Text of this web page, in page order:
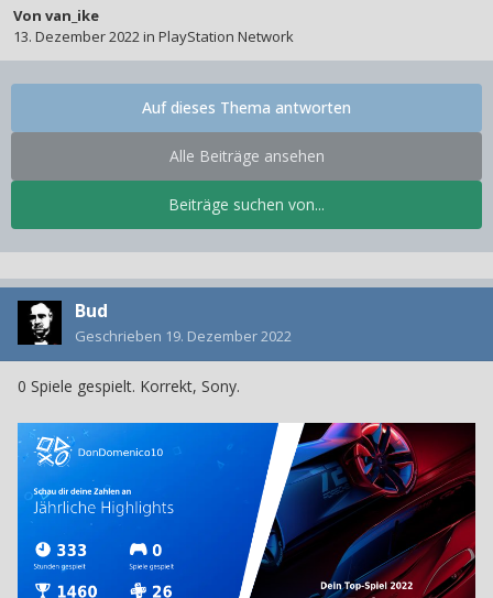
Von van_ike
13. Dezember 2022in PlayStation Network
Beiträge suchen von...
Alle Beiträge ansehen
Auf dieses Thema antworten
Bud
Geschrieben 19. Dezember 2022
0 Spiele gespielt. Korrekt, Sony.